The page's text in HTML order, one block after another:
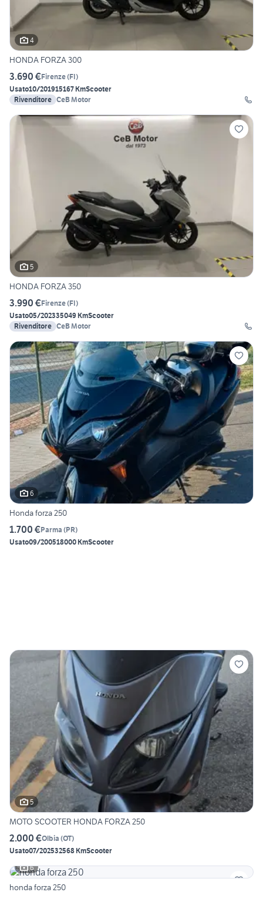
4
HONDA FORZA 300
3.690 €Firenze(FI)
Usato10/201915167 KmScooter
Rivenditore CeB Motor
5
HONDA FORZA 350
3.990 €Firenze(FI)
Usato05/202335049 KmScooter
Rivenditore CeB Motor
6
Honda forza 250
1.700 €Parma (PR)
Usato09/200518000 KmScooter
5
MOTO SCOOTER HONDA FORZA 250
2.000 €Olbia (OT)
Usato07/202532568 KmScooter
6
honda forza 250